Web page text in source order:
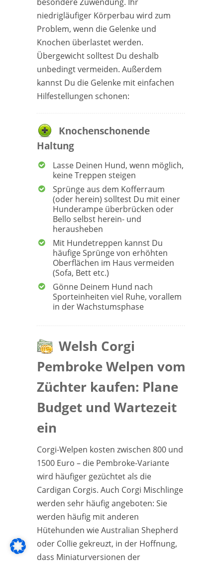
niedrigläufiger Körperbau wird zum
Problem, wenn die Gelenke und
Knochen überlastet werden.
Übergewicht solltest Du deshalb
unbedingt vermeiden. Außerdem
kannst Du die Gelenke mit einfachen
Hilfestellungen schonen:
Knochenschonende
Haltung
Lasse Deinen Hund, wenn möglich,
keine Treppen steigen
Sprünge aus dem Kofferraum
(oder herein) solltest Du mit einer
Hunderampe überbrücken oder
Bello selbst herein- und
herausheben
Mit Hundetreppen kannst Du
häufige Sprünge von erhöhten
Oberflächen im Haus vermeiden
(Sofa, Bett etc.)
Gönne Deinem Hund nach
Sporteinheiten viel Ruhe, vorallem
in der Wachstumsphase
Welsh Corgi
Pembroke Welpen vom
Züchter kaufen: Plane
Budget und Wartezeit
ein
Corgi-Welpen kosten zwischen 800 und
1500 Euro – die Pembroke-Variante
wird häufiger gezüchtet als die
Cardigan Corgis. Auch Corgi Mischlinge
werden sehr häufig angeboten: Sie
werden häufig mit anderen
Hütehunden wie Australian Shepherd
oder Collie gekreuzt, in der Hoffnung,
dass Miniaturversionen der